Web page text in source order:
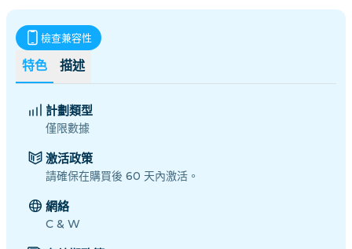
特色 描述
檢查兼容性
計劃類型
僅限數據
激活政策
請確保在購買後 60 天內激活。
網絡
C & W